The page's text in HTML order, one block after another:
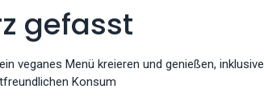
gefasst
veganes Menü kreieren und genießen, inklusive
Konsum